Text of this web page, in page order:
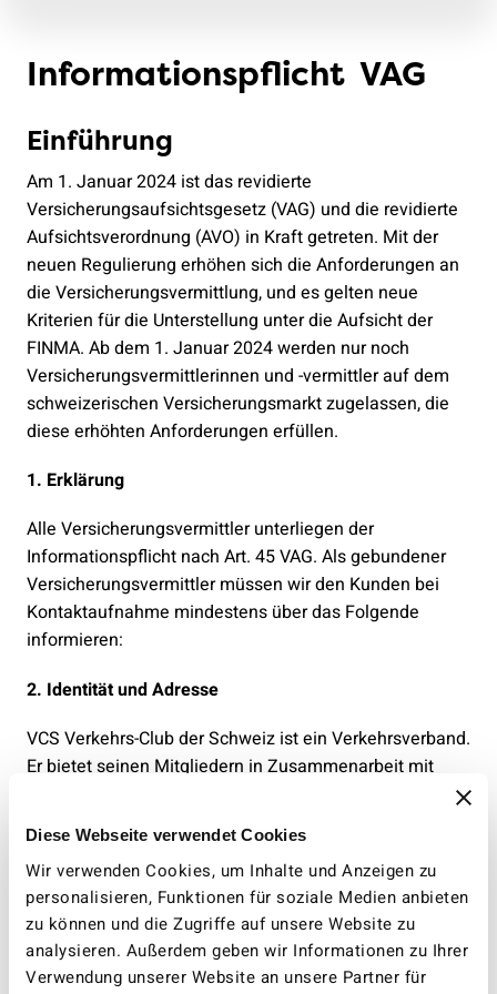
Diese Webseite verwendet Cookies
Wir verwenden Cookies, um Inhalte und Anzeigen zu
personalisieren, Funktionen für soziale Medien anbieten
zu können und die Zugriffe auf unsere Website zu
analysieren. Außerdem geben wir Informationen zu Ihrer
Verwendung unserer Website an unsere Partner für
Informationspflicht VAG
Einführung
Am 1. Januar 2024 ist das revidierte
Versicherungsaufsichtsgesetz (VAG) und die revidierte
Aufsichtsverordnung (AVO) in Kraft getreten. Mit der
neuen Regulierung erhöhen sich die Anforderungen an
die Versicherungsvermittlung, und es gelten neue
Kriterien für die Unterstellung unter die Aufsicht der
FINMA. Ab dem 1. Januar 2024 werden nur noch
Versicherungsvermittlerinnen und -vermittler auf dem
schweizerischen Versicherungsmarkt zugelassen, die
diese erhöhten Anforderungen erfüllen.
1. Erklärung
Alle Versicherungsvermittler unterliegen der
Informationspflicht nach Art. 45 VAG. Als gebundener
Versicherungsvermittler müssen wir den Kunden bei
Kontaktaufnahme mindestens über das Folgende
informieren:
2. Identität und Adresse
VCS Verkehrs-Club der Schweiz ist ein Verkehrsverband.
Er bietet seinen Mitgliedern in Zusammenarbeit mit
Versicherungspartnern auch Versicherungsprodukte an.
in 3001 Bern.
Alle Mitarbeitenden stehen in einem
arbeitsvertraglichen Verhältnis zum VCS Verkehrs-Club
der Schweiz.
3. Zusammenarbeit/Vertragsbeziehung mit den